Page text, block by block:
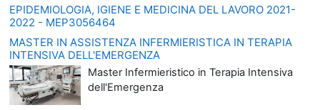
EPIDEMIOLOGIA, IGIENE E MEDICINA DEL LAVORO 2021-
2022 - MEP3056464
MASTER IN ASSISTENZA INFERMIERISTICA IN TERAPIA
INTENSIVA DELL'EMERGENZA
Master Infermieristico in Terapia Intensiva
dell'Emergenza